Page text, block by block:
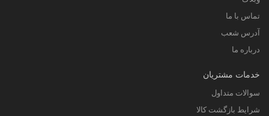
تماس با ما
آدرس شعب
درباره ما
خدمات مشتریان
سوالات متداول
شرایط بازگشت کالا